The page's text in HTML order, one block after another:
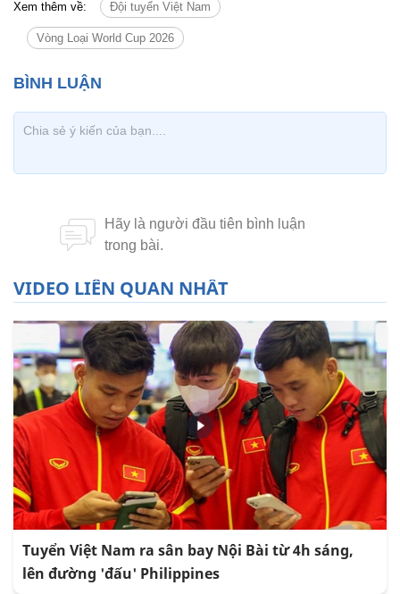
Xem thêm về: Đội tuyển Việt Nam
Vòng Loại World Cup 2026
VIDEO LIÊN QUAN NHẤT
Tuyển Việt Nam ra sân bay Nội Bài từ 4h sáng,
lên đường 'đấu' Philippines